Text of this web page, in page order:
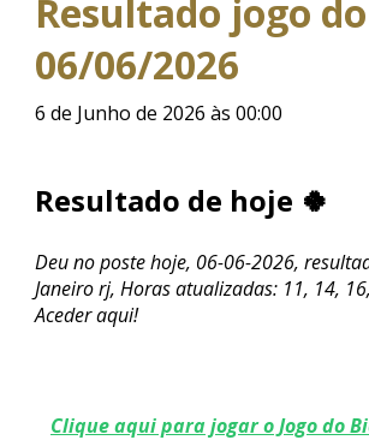
Resultado jogo
06/06/2026
6 de Junho de 2026 às 00:00
Resultado de hoje 🍀
Deu no poste hoje, 06-06-2026,
Janeiro rj, Horas atualizadas: 11, 14,
Aceder aqui!
Clique aqui para jogar o Jogo do